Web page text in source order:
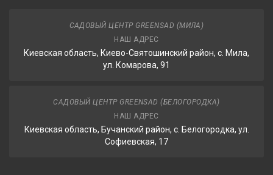
САДОВЫЙ ЦЕНТР GREENSAD (МИЛА)
НАШ АДРЕС
Киевская область, Киево-Святошинский район, с. Мила,
ул. Комарова, 91
САДОВЫЙ ЦЕНТР GREENSAD (БЕЛОГОРОДКА)
НАШ АДРЕС
Киевская область, Бучанский район, с. Белогородка, ул.
Софиевская, 17